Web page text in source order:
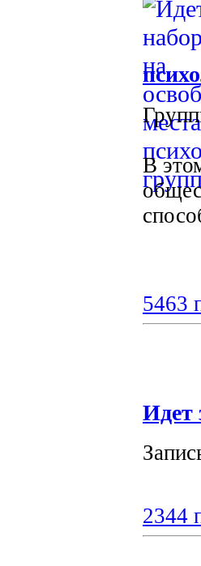
В
5463
Идет
2344